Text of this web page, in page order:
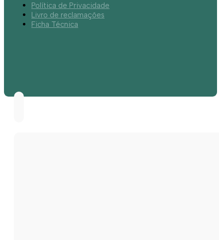
Política de Privacidade
Livro de reclamações
Ficha Técnica